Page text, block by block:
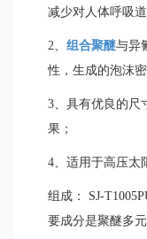
减少对人体呼吸
2、 组合聚醚与异
性，生成的泡沫
3、具有优良的尺
果；
4、适用于高压太
组成： SJ-
要成分是聚醚多